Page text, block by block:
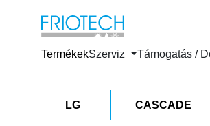
TermékekSzerviz Támogatás /
LG CASCADE